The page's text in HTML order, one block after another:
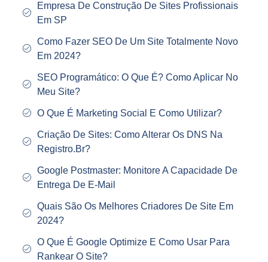
Empresa De Construção De Sites Profissionais
Em SP
Como Fazer SEO De Um Site Totalmente Novo
Em 2024?
SEO Programático: O Que É? Como Aplicar No
Meu Site?
O Que É Marketing Social E Como Utilizar?
Criação De Sites: Como Alterar Os DNS Na
Registro.Br?
Google Postmaster: Monitore A Capacidade De
Entrega De E-Mail
Quais São Os Melhores Criadores De Site Em
2024?
O Que É Google Optimize E Como Usar Para
Rankear O Site?